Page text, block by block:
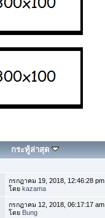
กระทู้ล่าสุด
กรกฎาคม 19, 2018, 12:46:28 pm
โดยkazama
กรกฎาคม 12, 2018, 06:17:17 am
โดย Bung